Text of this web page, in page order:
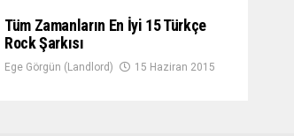
Tüm Zamanların En İyi 15 Türkçe
Rock Şarkısı
Ege Görgün (Landlord) 15 Haziran 2015